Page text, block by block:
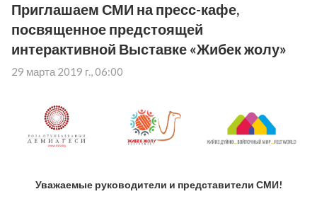
Приглашаем СМИ на пресс-кафе,
посвященное предстоящей
интерактивной Выставке «Жибек жолу»
29 марта 2019 г., 06:00
Уважаемые руководители и представители СМИ!